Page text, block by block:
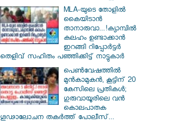
MLA-യുടെ തോളിൽ
കൈയിടാൻ
താനാരുവാ...!ക്യാമ്പിൽ
കലഹം ഉണ്ടാക്കാൻ
ഇറങ്ങി റിപ്പോർട്ടർ
തെളിവ് സഹിതം പഞ്ഞിക്കിട്ട് നാട്ടുകാർ
പെൺവേഷത്തിൽ
മുൻകാമുകൻ, കൂട്ടിന് 20
കേസിലെ പ്രതികൾ;
ഗുരുവായൂരിലെ വൻ
കൊലപാതക
ഗൂഢാലോചന തകർത്ത് പോലീസ്...